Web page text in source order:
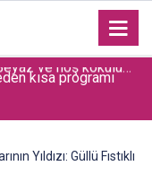
kısa programı
Yıldızı: Güllü Fıstıklı